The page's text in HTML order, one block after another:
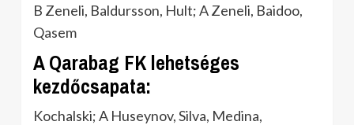
B Zeneli, Baldursson, Hult; A Zeneli, Baidoo,
Qasem
A Qarabag FK lehetséges
kezdőcsapata:
Kochalski; A Huseynov, Silva, Medina,